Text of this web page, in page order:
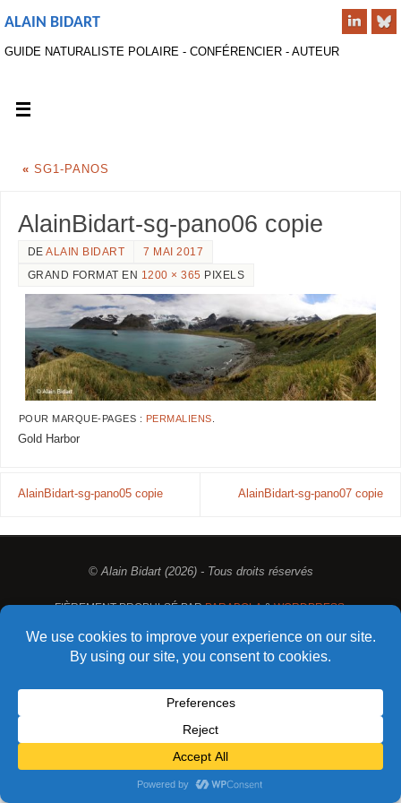
ALAIN BIDART
GUIDE NATURALISTE POLAIRE - CONFÉRENCIER - AUTEUR
« SG1-PANOS
AlainBidart-sg-pano06 copie
DEALAIN BIDART
7 MAI 2017
GRAND FORMAT EN 1200 × 365 PIXELS
POUR MARQUE-PAGES : PERMALIENS
Gold Harbor
AlainBidart-sg-pano05 copie AlainBidart-sg-pano07 copie
© Alain Bidart (2026) - Tous droits réservés
FIÈREMENT PROPULSÉ PARPARABOLA&WORDPRESS.